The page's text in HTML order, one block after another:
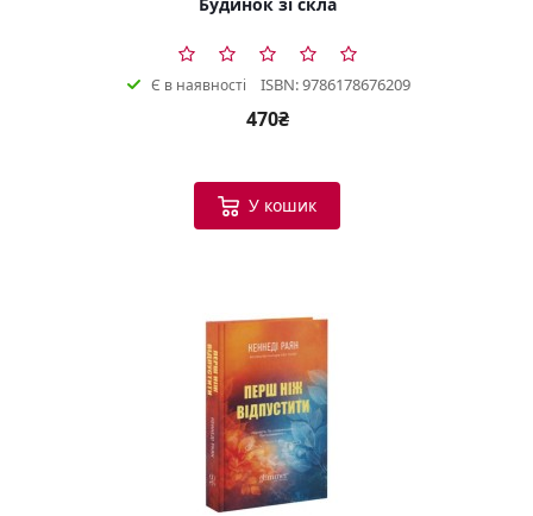
Є в наявності ISBN: 9786178676209
470₴
У кошик